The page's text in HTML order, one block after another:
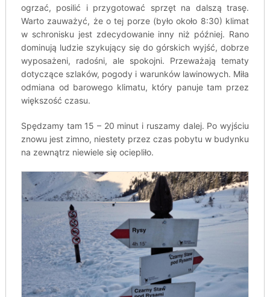
ogrzać, posilić i przygotować sprzęt na dalszą trasę.
Warto zauważyć, że o tej porze (było około 8:30) klimat
w schronisku jest zdecydowanie inny niż później. Rano
dominują ludzie szykujący się do górskich wyjść, dobrze
wyposażeni, radośni, ale spokojni. Przeważają tematy
dotyczące szlaków, pogody i warunków lawinowych. Miła
odmiana od barowego klimatu, który panuje tam przez
większość czasu.
Spędzamy tam 15 – 20 minut i ruszamy dalej. Po wyjściu
znowu jest zimno, niestety przez czas pobytu w budynku
na zewnątrz niewiele się ociepliło.